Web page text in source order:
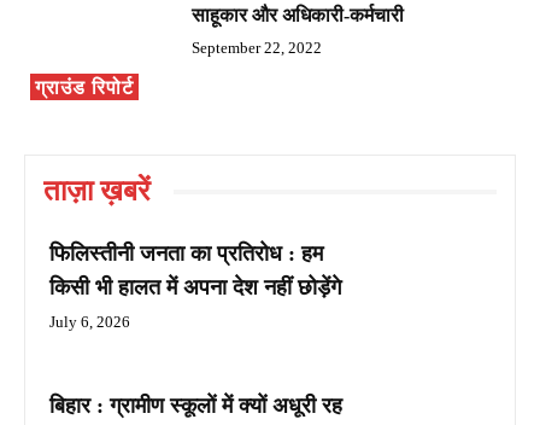
ग्राउंड रिपोर्ट
साहूकार और अधिकारी-कर्मचारी
September 22, 2022
ताज़ा ख़बरें
फिलिस्तीनी जनता का प्रतिरोध : हम
किसी भी हालत में अपना देश नहीं छोड़ेंगे
July 6, 2026
बिहार : ग्रामीण स्कूलों में क्यों अधूरी रह